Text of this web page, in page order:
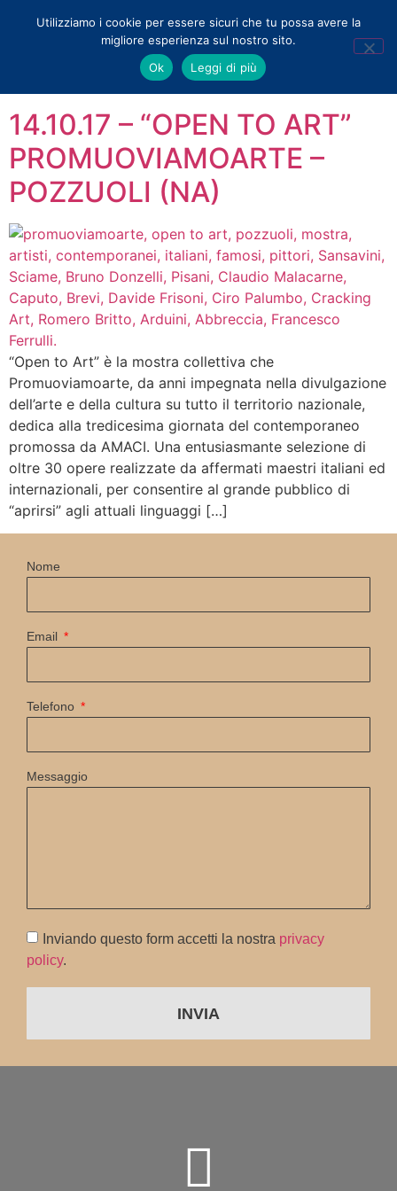
Romero Britto
14.10.17 – “OPEN TO ART”
PROMUOVIAMOARTE –
POZZUOLI (NA)
“Open to Art” è la mostra collettiva che
Promuoviamoarte, da anni impegnata nella divulgazione
dell’arte e della cultura su tutto il territorio nazionale,
dedica alla tredicesima giornata del contemporaneo
promossa da AMACI. Una entusiasmante selezione di
oltre 30 opere realizzate da affermati maestri italiani ed
internazionali, per consentire al grande pubblico di
“aprirsi” agli attuali linguaggi […]
Nome
Email
Telefono
Messaggio
Inviando questo form accetti la nostra privacy
policy.
INVIA
Utilizziamo i cookie per essere sicuri che tu possa avere la
migliore esperienza sul nostro sito.
Ok
Leggi di più